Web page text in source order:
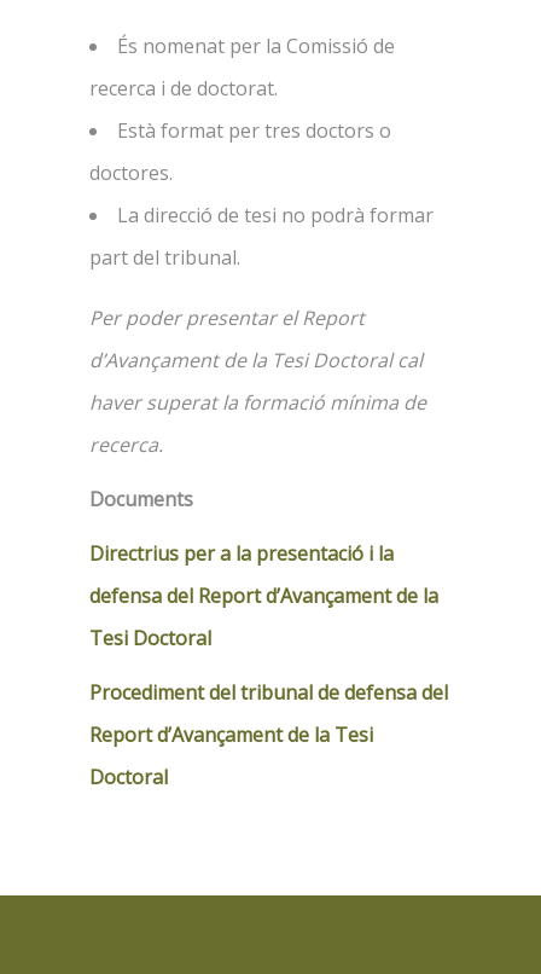
És nomenat per la Comissió de
recerca i de doctorat.
Està format per tres doctors o
doctores.
La direcció de tesi no podrà formar
part del tribunal.
Per poder presentar el Report
d’Avançament de la Tesi Doctoral cal
haver superat la formació mínima de
recerca.
Documents
Directrius per a la presentació i la
defensa del Report d’Avançament de la
Tesi Doctoral
Procediment del tribunal de defensa del
Report d’Avançament de la Tesi
Doctoral